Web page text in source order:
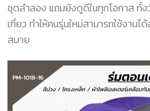
ชุดลำลอง แถมยังดูดีในทุกโอกาส ทั้ง
เที่ยว ทำให้คนรุ่นใหม่สามารถใช้งานไ
สบาย